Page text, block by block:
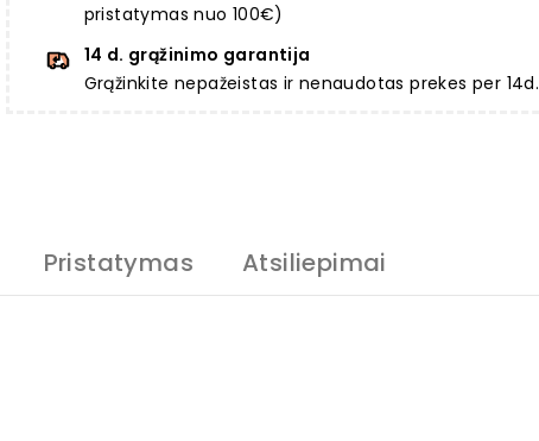
pristatymas nuo 100€)
14 d. grąžinimo garantija
Grąžinkite nepažeistas ir nenaudotas prekes per 14d.
Pristatymas Atsiliepimai